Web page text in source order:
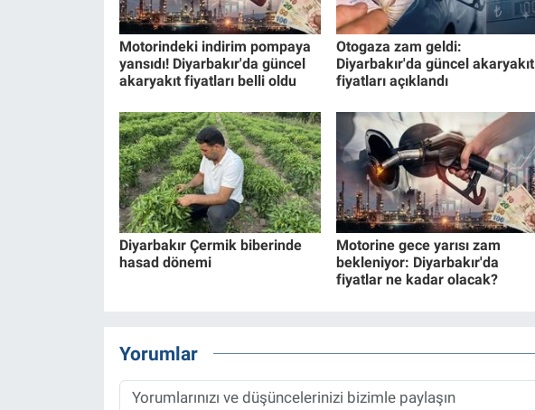
Motorindeki indirim pompaya
yansıdı! Diyarbakır'da güncel
akaryakıt fiyatları belli oldu
Otogaza zam geldi:
Diyarbakır'da güncel akaryakıt
fiyatları açıklandı
Diyarbakır Çermik biberinde
hasad dönemi
Motorine gece yarısı zam
bekleniyor: Diyarbakır'da
fiyatlar ne kadar olacak?
Yorumlar